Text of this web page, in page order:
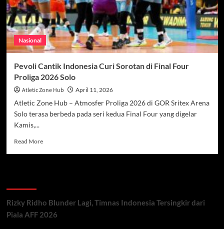
Nasional
Pevoli Cantik Indonesia Curi Sorotan di Final Four
Proliga 2026 Solo
Atletic Zone Hub April 11, 2026
Atletic Zone Hub – Atmosfer Proliga 2026 di GOR Sritex Arena
Solo terasa berbeda pada seri kedua Final Four yang digelar
Kamis,...
Read MoreRead
Sorotan
di
Rizky Ridho Blunder Lagi, Timnas Indonesia Tersingkir dari
Piala AFF 2026